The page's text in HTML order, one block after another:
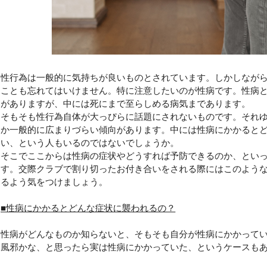
性行為は一般的に気持ちが良いものとされています。しかしなが
ことも忘れてはいけません。特に注意したいのが性病です。性病
がありますが、中には死にまで至らしめる病気まであります。
そもそも性行為自体が大っぴらに話題にされないものです。それ
か一般的に広まりづらい傾向があります。中には性病にかかると
い、という人もいるのではないでしょうか。
そこでここからは性病の症状やどうすれば予防できるのか、とい
す。交際クラブで割り切ったお付き合いをされる際にはこのよう
るよう気をつけましょう。
■性病にかかるとどんな症状に襲われるの？
性病がどんなものか知らないと、そもそも自分が性病にかかって
風邪かな、と思ったら実は性病にかかっていた、というケースも